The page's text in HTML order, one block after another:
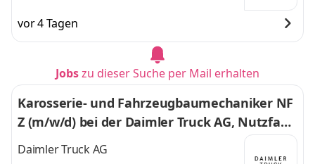
vor 4 Tagen
Jobszu dieser Suche per Mail erhalten
Karosserie- und Fahrzeugbaumechaniker NF
Z (m/w/d) bei der Daimler Truck AG, Nutzfahr
zeugzentrum Mercedes-Benz München-Asch
Daimler Truck AG